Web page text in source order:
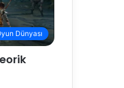
Dünyası